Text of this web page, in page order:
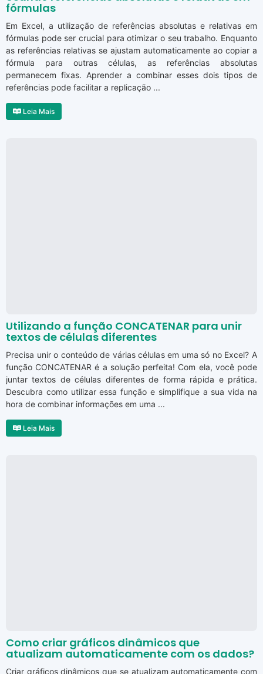
fórmulas
Em Excel, a utilização de referências absolutas e relativas em
fórmulas pode ser crucial para otimizar o seu trabalho. Enquanto
as referências relativas se ajustam automaticamente ao copiar a
fórmula para outras células, as referências absolutas
permanecem fixas. Aprender a combinar esses dois tipos de
referências pode facilitar a replicação ...
Leia Mais
Utilizando a função CONCATENAR para unir
textos de células diferentes
Precisa unir o conteúdo de várias células em uma só no Excel? A
função CONCATENAR é a solução perfeita! Com ela, você pode
juntar textos de células diferentes de forma rápida e prática.
Descubra como utilizar essa função e simplifique a sua vida na
hora de combinar informações em uma ...
Leia Mais
Como criar gráficos dinâmicos que
atualizam automaticamente com os dados?
Criar gráficos dinâmicos que se atualizam automaticamente com